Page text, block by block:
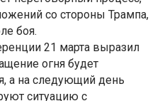
со стороны Трампа,
боя.
21 марта выразил
огня будет
а на следующий день
ситуацию с